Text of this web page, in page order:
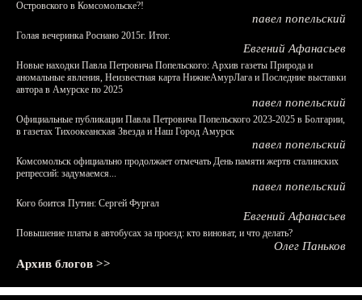
Островского в Комсомольске?!
павел попельский
Голая вечеринка Роснано 2015г. Итог.
Евгений Афанасьев
Новые находки Павла Петровича Попельского: Архив газеты Природа и
аномальные явления, Неизвестная карта НижнеАмурЛага и Последние выставки
автора в Амурске по 2025
павел попельский
Официальные публикации Павла Петровича Попельского 2023-2025 в Болгарии,
в газетах Тихоокеанская Звезда и Наш Город Амурск
павел попельский
Комсомольск официально продолжает отмечать День памяти жертв сталинских
репрессий: задумаемся...
павел попельский
Кого боится Путин: Сергей Фургал
Евгений Афанасьев
Повышение платы в автобусах за проезд: кто виноват, и что делать?
Олег Паньков
Архив блогов >>